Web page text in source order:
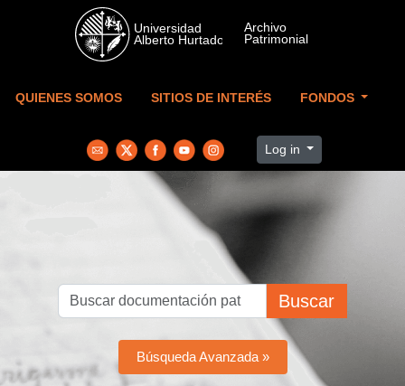
Skip to main content
QUIENES SOMOS SITIOS DE INTERÉS FONDOS
Log in
Buscar
Búsqueda Avanzada »